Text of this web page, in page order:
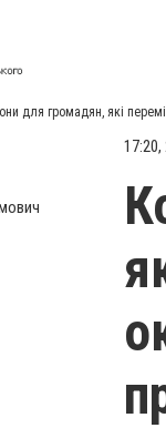
для громадян, які
17:20,